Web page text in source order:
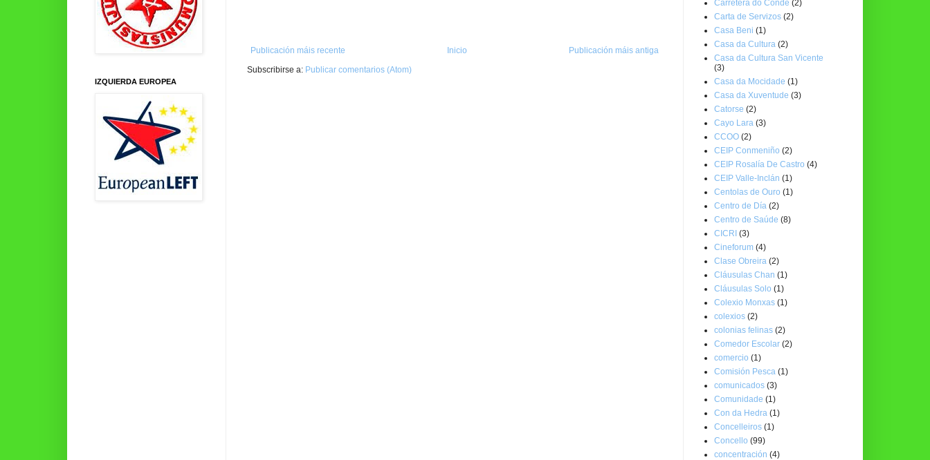
Publicación máis recente Publicación máis antiga
Inicio
Subscribirse a: Publicar comentarios (Atom)
IZQUIERDA EUROPEA
Carretera do Conde (2)
Carta de Servizos (2)
Casa Beni (1)
Casa da Cultura (2)
Casa da Cultura San Vicente
(3)
Casa da Mocidade (1)
Casa da Xuventude (3)
Catorse (2)
Cayo Lara (3)
CCOO (2)
CEIP Conmeniño (2)
CEIP Rosalía De Castro (4)
CEIP Valle-Inclán (1)
Centolas de Ouro (1)
Centro de Día (2)
Centro de Saúde (8)
CICRI (3)
Cineforum (4)
Clase Obreira (2)
Cláusulas Chan (1)
Cláusulas Solo (1)
Colexio Monxas (1)
colexios (2)
colonias felinas (2)
Comedor Escolar (2)
comercio (1)
Comisión Pesca (1)
comunicados (3)
Comunidade (1)
Con da Hedra (1)
Concelleiros (1)
Concello (99)
concentración (4)